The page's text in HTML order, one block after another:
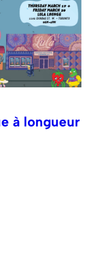
à longueur